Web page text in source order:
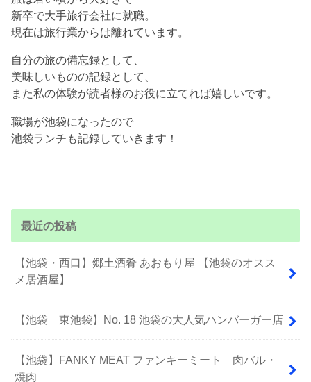
新卒で大手旅行会社に就職。
現在は旅行業からは離れています。
自分の旅の備忘録として、
美味しいものの記録として、
また私の体験が読者様のお役に立てれば嬉しいです。
職場が池袋になったので
池袋ランチも記録していきます！
最近の投稿
【池袋・西口】郷土酒肴 あおもり屋 【池袋のオスス
メ居酒屋】
【池袋 東池袋】No. 18 池袋の大人気ハンバーガー店
【池袋】FANKY MEAT ファンキーミート 肉バル・
焼肉